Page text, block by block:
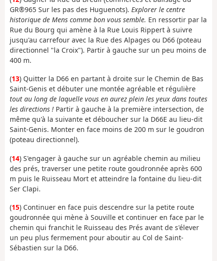
GR®965 Sur les pas des Huguenots). Explorer le centre
historique de Mens comme bon vous semble. En ressortir par la
Rue du Bourg qui amène à la Rue Louis Rippert à suivre
jusqu'au carrefour avec la Rue des Alpages ou D66 (poteau
directionnel "la Croix"). Partir à gauche sur un peu moins de
400 m.
(13) Quitter la D66 en partant à droite sur le Chemin de Bas
Saint-Genis et débuter une montée agréable et régulière
tout au long de laquelle vous en aurez plein les yeux dans toutes
les directions ! Partir à gauche à la première intersection, de
même qu'à la suivante et déboucher sur la D66E au lieu-dit
Saint-Genis. Monter en face moins de 200 m sur le goudron
(poteau directionnel).
(14) S'engager à gauche sur un agréable chemin au milieu
des prés, traverser une petite route goudronnée après 600
m puis le Ruisseau Mort et atteindre la fontaine du lieu-dit
Ser Clapi.
(15) Continuer en face puis descendre sur la petite route
goudronnée qui mène à Souville et continuer en face par le
chemin qui franchit le Ruisseau des Prés avant de s'élever
un peu plus fermement pour aboutir au Col de Saint-
Sébastien sur la D66.